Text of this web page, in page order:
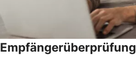
Empfängerüberprüfung